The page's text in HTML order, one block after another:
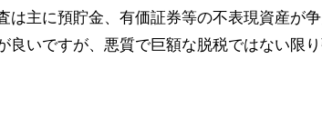
は主に預貯金、有価証券等の不表現資産が
良いですが、悪質で巨額な脱税ではない限